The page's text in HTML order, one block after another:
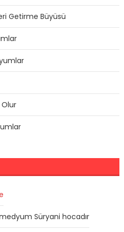
Getirme Büyüsü
Olur
Süryani hocadır